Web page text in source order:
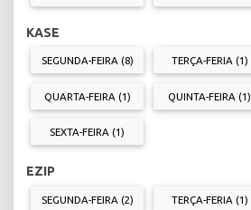
KASE
SEGUNDA-FEIRA (8) TERÇA-FERIA (1)
QUARTA-FEIRA (1) QUINTA-FEIRA (1)
SEXTA-FEIRA (1)
EZIP
SEGUNDA-FEIRA (2) TERÇA-FERIA (1)